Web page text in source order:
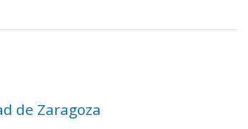
de Zaragoza